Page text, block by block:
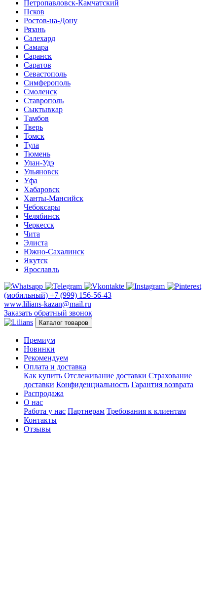
Петропавловск-Камчатский
Псков
Ростов-на-Дону
Рязань
Салехард
Самара
Саранск
Саратов
Севастополь
Симферополь
Смоленск
Ставрополь
Сыктывкар
Тамбов
Тверь
Томск
Тула
Тюмень
Улан-Удэ
Ульяновск
Уфа
Хабаровск
Ханты-Мансийск
Чебоксары
Челябинск
Черкесск
Чита
Элиста
Южно-Сахалинск
Якутск
Ярославль
(мобильный) +7 (999) 156-56-43
www.lilians-kazan@mail.ru
Заказать обратный звонок
Каталог товаров
Премиум
Новинки
Рекомендуем
Оплата и доставка
Как купить Отслеживание доставки Страхование
доставки Конфиденциальность Гарантия возврата
Распродажа
О нас
Работа у нас Партнерам Требования к клиентам
Контакты
Отзывы